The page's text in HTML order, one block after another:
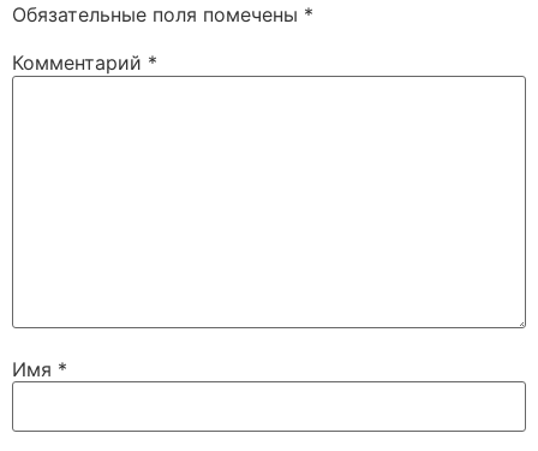
Обязательные поля помечены *
Комментарий *
Имя *